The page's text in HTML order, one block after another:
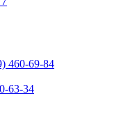
460-69-84
63-34